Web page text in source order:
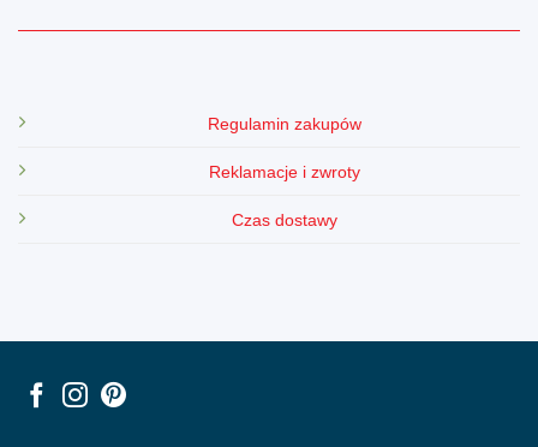
Regulamin zakupów
Reklamacje i zwroty
Czas dostawy